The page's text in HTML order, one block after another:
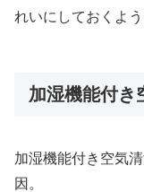
れいにしておくよう
加湿機能付き
加湿機能付き空気
因。